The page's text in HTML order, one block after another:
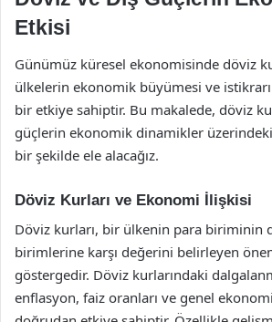
Etkisi
Günümüz küresel ekonomisinde döviz
ülkelerin ekonomik büyümesi ve
bir etkiye sahiptir. Bu makalede, döviz
güçlerin ekonomik dinamikler
bir şekilde ele alacağız.
Döviz Kurları ve Ekonomi İlişkisi
Döviz kurları, bir ülkenin para biriminin
birimlerine karşı değerini belirleyen
göstergedir. Döviz kurlarındaki
enflasyon, faiz oranları ve genel